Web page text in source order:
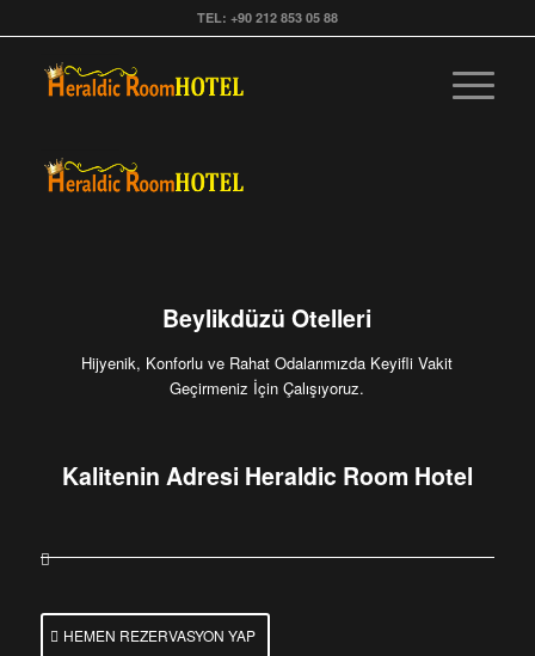
TEL: +90 212 853 05 88
Beylikdüzü Otelleri
Hijyenik, Konforlu ve Rahat Odalarımızda Keyifli Vakit
Geçirmeniz İçin Çalışıyoruz.
Kalitenin Adresi Heraldic Room Hotel
HEMEN REZERVASYON YAP